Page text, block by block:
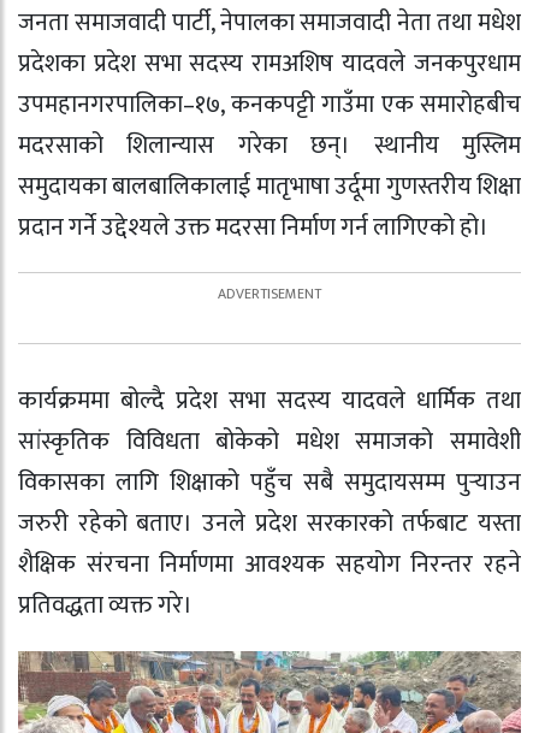
जनता समाजवादी पार्टी, नेपालका समाजवादी नेता तथा मधेश
प्रदेशका प्रदेश सभा सदस्य रामअशिष यादवले जनकपुरधाम
उपमहानगरपालिका–१७, कनकपट्टी गाउँमा एक समारोहबीच
मदरसाको शिलान्यास गरेका छन्। स्थानीय मुस्लिम
समुदायका बालबालिकालाई मातृभाषा उर्दूमा गुणस्तरीय शिक्षा
प्रदान गर्ने उद्देश्यले उक्त मदरसा निर्माण गर्न लागिएको हो।
कार्यक्रममा बोल्दै प्रदेश सभा सदस्य यादवले धार्मिक तथा
सांस्कृतिक विविधता बोकेको मधेश समाजको समावेशी
विकासका लागि शिक्षाको पहुँच सबै समुदायसम्म पुर्‍याउन
जरुरी रहेको बताए। उनले प्रदेश सरकारको तर्फबाट यस्ता
शैक्षिक संरचना निर्माणमा आवश्यक सहयोग निरन्तर रहने
प्रतिवद्धता व्यक्त गरे।